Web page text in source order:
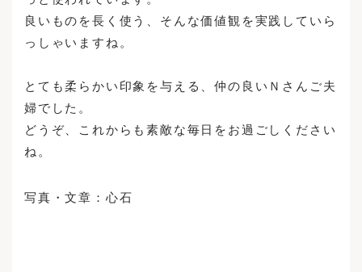
良いものを長く使う、そんな価値観を実践していら
っしゃいますね。
とても柔らかい印象を与える、仲の良いＮさんご夫
婦でした。
どうぞ、これからも素敵な毎日をお過ごしください
ね。
写真・文章：心石